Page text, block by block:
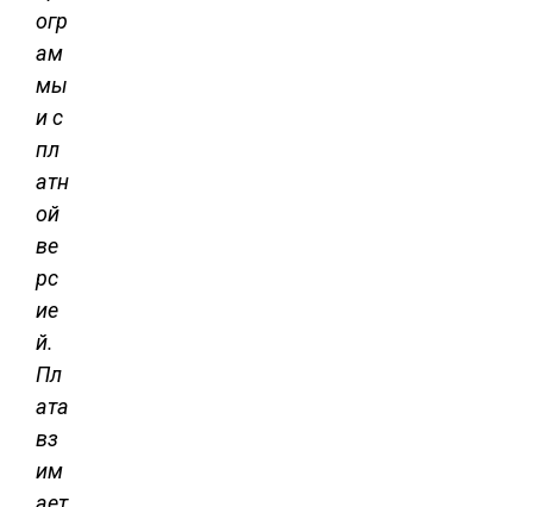
огр
ам
мы
и с
пл
атн
ой
ве
рс
ие
й.
Пл
ата
вз
им